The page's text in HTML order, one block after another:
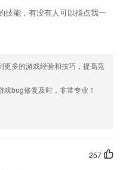
技能，有没有人可以指点我一
更多的游戏经验和技巧，提高竞
戏bug修复及时，非常专业！
257